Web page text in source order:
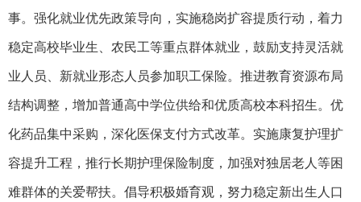
事。强化就业优先政策导向，实施稳岗扩容提质行动，着力
稳定高校毕业生、农民工等重点群体就业，鼓励支持灵活就
业人员、新就业形态人员参加职工保险。推进教育资源布局
结构调整，增加普通高中学位供给和优质高校本科招生。优
化药品集中采购，深化医保支付方式改革。实施康复护理扩
容提升工程，推行长期护理保险制度，加强对独居老人等困
难群体的关爱帮扶。倡导积极婚育观，努力稳定新出生人口